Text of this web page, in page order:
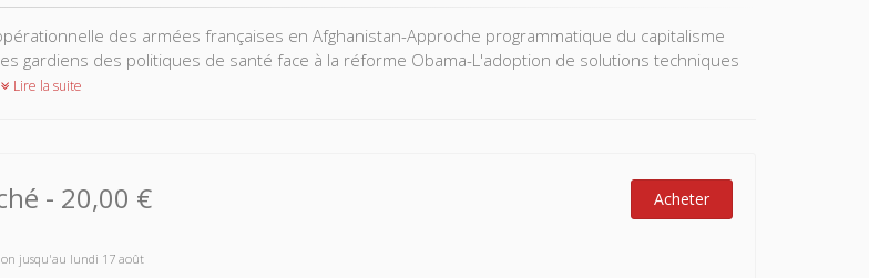
des armées françaises en Afghanistan-Approche programmatique du capitalisme
gardiens des politiques de santé face à la réforme Obama-L'adoption de solutions techniques
Lire la suite
- 20,00 € Acheter
jusqu'au lundi 17 août